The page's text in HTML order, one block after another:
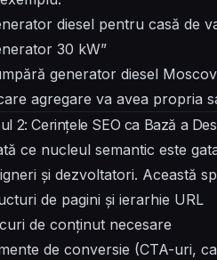
diesel pentru casă de
30 kW”
generator diesel
agregare va avea propria
2: Cerințele SEO ca Bază a
ce nucleul semantic este
și dezvoltatori. Această
de pagini și ierarhie URL
de conținut necesare
de conversie (CTA-uri,